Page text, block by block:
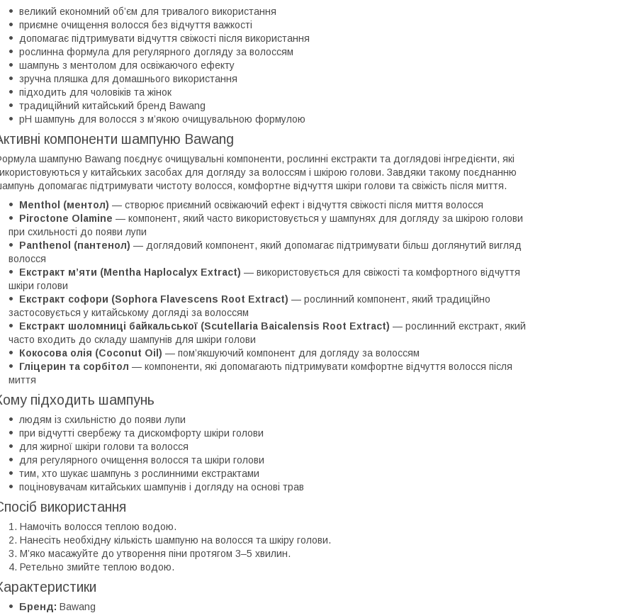
великий економний об’єм для тривалого використання
приємне очищення волосся без відчуття важкості
допомагає підтримувати відчуття свіжості після використання
рослинна формула для регулярного догляду за волоссям
шампунь з ментолом для освіжаючого ефекту
зручна пляшка для домашнього використання
підходить для чоловіків та жінок
традиційний китайський бренд Bawang
pH шампунь для волосся з м’якою очищувальною формулою
компоненти шампуню Bawang
шампуню Bawang поєднує очищувальні компоненти, рослинні екстракти та доглядові інгредієнти, які
у китайських засобах для догляду за волоссям і шкірою голови. Завдяки такому поєднанню
допомагає підтримувати чистоту волосся, комфортне відчуття шкіри голови та свіжість після миття.
Menthol (ментол) — створює приємний освіжаючий ефект і відчуття свіжості після миття волосся
Piroctone Olamine — компонент, який часто використовується у шампунях для догляду за шкірою голови
при схильності до появи лупи
Panthenol (пантенол) — доглядовий компонент, який допомагає підтримувати більш доглянутий вигляд
волосся
Екстракт м’яти (Mentha Haplocalyx Extract) — використовується для свіжості та комфортного відчуття
шкіри голови
Екстракт софори (Sophora Flavescens Root Extract) — рослинний компонент, який традиційно
застосовується у китайському догляді за волоссям
Екстракт шоломниці байкальської (Scutellaria Baicalensis Root Extract) — рослинний екстракт, який
часто входить до складу шампунів для шкіри голови
Кокосова олія (Coconut Oil) — пом’якшуючий компонент для догляду за волоссям
Гліцерин та сорбітол — компоненти, які допомагають підтримувати комфортне відчуття волосся після
миття
підходить шампунь
людям із схильністю до появи лупи
при відчутті свербежу та дискомфорту шкіри голови
для жирної шкіри голови та волосся
для регулярного очищення волосся та шкіри голови
тим, хто шукає шампунь з рослинними екстрактами
поціновувачам китайських шампунів і догляду на основі трав
використання
Намочіть волосся теплою водою.
Нанесіть необхідну кількість шампуню на волосся та шкіру голови.
М’яко масажуйте до утворення піни протягом 3–5 хвилин.
Ретельно змийте теплою водою.
Бренд: Bawang